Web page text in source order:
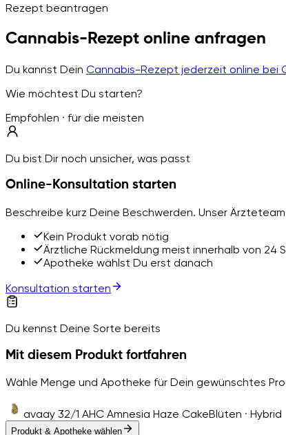
Rezept beantragen
Cannabis-Rezept online anfragen
Du kannst Dein Cannabis-Rezept jederzeit online bei
Wie möchtest Du starten?
Empfohlen · für die meisten
Du bist Dir noch unsicher, was passt
Online-Konsultation starten
Beschreibe kurz Deine Beschwerden. Unser
Kein Produkt vorab nötig
Ärztliche Rückmeldung meist innerhalb von 24
Apotheke wählst Du erst danach
Konsultation starten
Du kennst Deine Sorte bereits
Mit diesem Produkt fortfahren
Wähle Menge und Apotheke für Dein gewünschtes
avaay 32/1 AHC Amnesia Haze CakeBlüten · Hybrid
Produkt & Apotheke wählen